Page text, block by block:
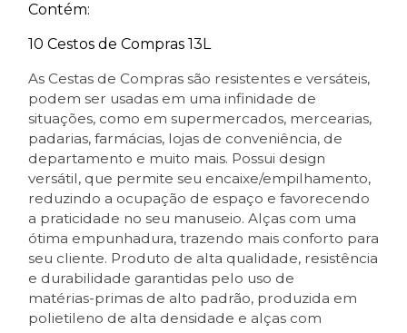
Contém:
10 Cestos de Compras 13L
As Cestas de Compras são resistentes e versáteis,
podem ser usadas em uma infinidade de
situações, como em supermercados, mercearias,
padarias, farmácias, lojas de conveniência, de
departamento e muito mais. Possui design
versátil, que permite seu encaixe/empilhamento,
reduzindo a ocupação de espaço e favorecendo
a praticidade no seu manuseio. Alças com uma
ótima empunhadura, trazendo mais conforto para
seu cliente. Produto de alta qualidade, resistência
e durabilidade garantidas pelo uso de
matérias-primas de alto padrão, produzida em
polietileno de alta densidade e alças com